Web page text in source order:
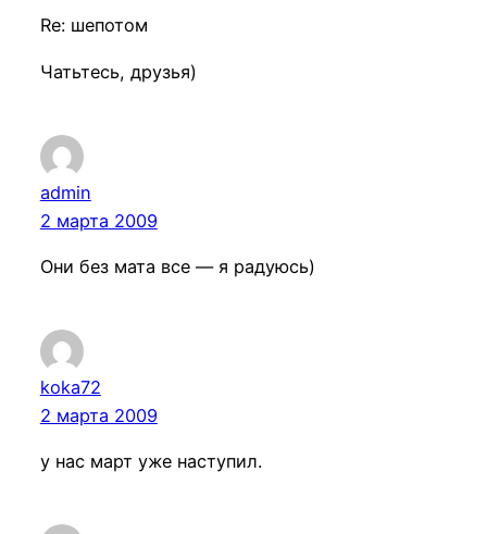
Re: шепотом
Чатьтесь, друзья)
admin
2 марта 2009
Они без мата все — я радуюсь)
koka72
2 марта 2009
у нас март уже наступил.